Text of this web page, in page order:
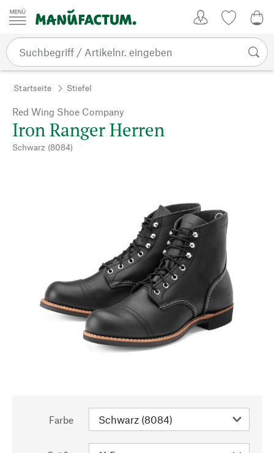
Zum Inhalt springen
Startseite Stiefel
Red Wing Shoe Company
Iron Ranger Herren
Schwarz (8084)
Farbe